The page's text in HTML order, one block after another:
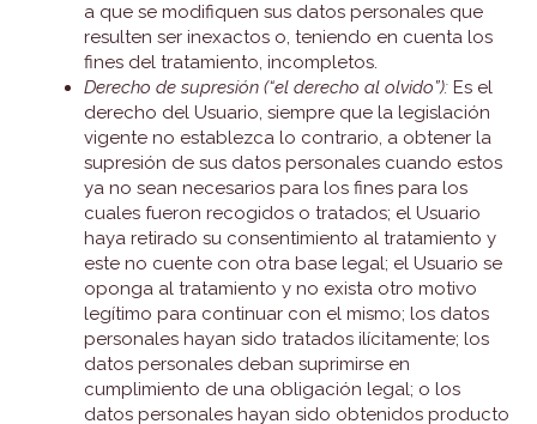
a que se modifiquen sus datos personales que
resulten ser inexactos o, teniendo en cuenta los
fines del tratamiento, incompletos.
Derecho de supresión (“el derecho al olvido”): Es el
derecho del Usuario, siempre que la legislación
vigente no establezca lo contrario, a obtener la
supresión de sus datos personales cuando estos
ya no sean necesarios para los fines para los
cuales fueron recogidos o tratados; el Usuario
haya retirado su consentimiento al tratamiento y
este no cuente con otra base legal; el Usuario se
oponga al tratamiento y no exista otro motivo
legítimo para continuar con el mismo; los datos
personales hayan sido tratados ilícitamente; los
datos personales deban suprimirse en
cumplimiento de una obligación legal; o los
datos personales hayan sido obtenidos producto